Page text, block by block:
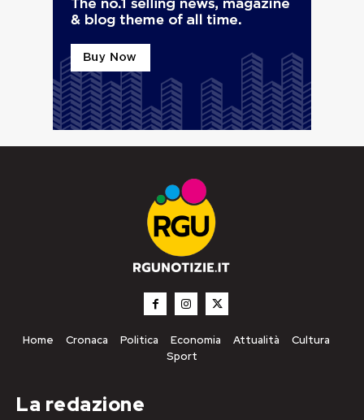
Home Cronaca Politica Economia Attualità
Cultura
Sport
La redazione